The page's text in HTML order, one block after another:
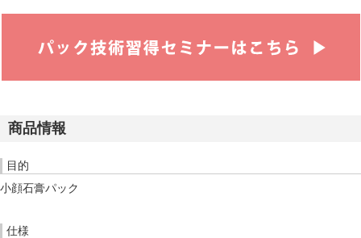
商品情報
目的
小顔石膏パック
仕様